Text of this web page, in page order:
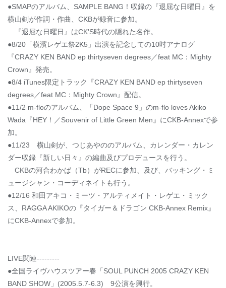
●SMAPのアルバム、SAMPLE BANG！収録の『退屈な日曜日』を
横山剣が作詞・作曲、CKBが録音に参加。
『退屈な日曜日』はCK'S時代の隠れた名作。
●8/20「横濱レゲエ祭2K5」出演を記念しての10吋アナログ
『CRAZY KEN BAND ep thirtyseven degrees／feat MC：Mighty
Crown』発売。
●8/4 iTunes限定トラック『CRAZY KEN BAND ep thirtyseven
degrees／feat MC：Mighty Crown』配信。
●11/2 m-floのアルバム、「Dope Space 9」のm-flo loves Akiko
Wada『HEY！／Souvenir of Little Green Men』にCKB-Annexで参
加。
●11/23 横山剣が、つじあやののアルバム、カレンダー・カレン
ダー収録『新しい日々』の編曲及びプロデュースを行う。
CKBの河合わかば（Tb）がRECに参加、及び、バッキング・ミ
ュージシャン・コーディネイトも行う。
●12/16 和田アキコ・ミーツ・アルティメイト・レゲエ・ミック
ス、RAGGA AKIKOの『タイガー＆ドラゴン CKB-Annex Remix』
にCKB-Annexで参加。
LIVE関連---------
●全国ライヴハウスツアー春「SOUL PUNCH 2005 CRAZY KEN
BAND SHOW」(2005.5.7-6.3) 9公演を興行。